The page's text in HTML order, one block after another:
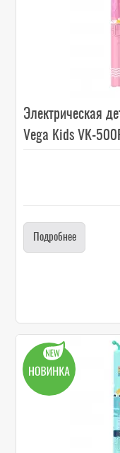
Электрическая
Vega Kids VK-
Подробнее